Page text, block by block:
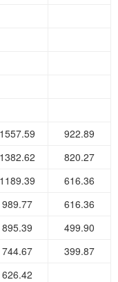
1557.59
922.89
1382.62
820.27
1189.39
616.36
989.77
616.36
895.39
499.90
744.67
399.87
626.42